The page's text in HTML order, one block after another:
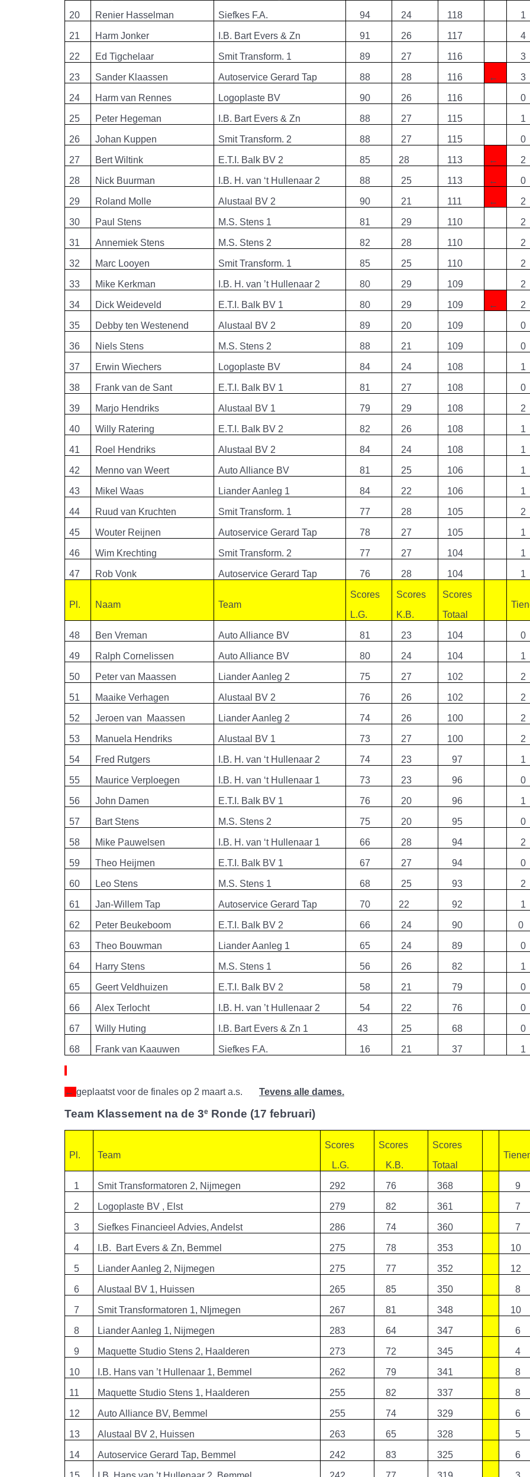
20 Renier Hasselman Siefkes F.A. 94 24 118 1
21 Harm Jonker I.B. Bart Evers & Zn 91 26 117 4
22 Ed Tigchelaar Smit Transform. 1 89 27 116 3
23 Sander Klaassen Autoservice Gerard Tap 88 28 116 ← 3
24 Harm van Rennes Logoplaste BV 90 26 116 0
25 Peter Hegeman I.B. Bart Evers & Zn 88 27 115 1
26 Johan Kuppen Smit Transform. 2 88 27 115 0
27 Bert Wiltink E.T.I. Balk BV 2 85 28 113 ← 2
28 Nick Buurman I.B. H. van ‘t Hullenaar 2 88 25 113 ← 0
29 Roland Molle Alustaal BV 2 90 21 111 ← 2
30 Paul Stens M.S. Stens 1 81 29 110 2
31 Annemiek Stens M.S. Stens 2 82 28 110 2
32 Marc Looyen Smit Transform. 1 85 25 110 2
33 Mike Kerkman I.B. H. van ’t Hullenaar 2 80 29 109 2
34 Dick Weideveld E.T.I. Balk BV 1 80 29 109 ← 2
35 Debby ten Westenend Alustaal BV 2 89 20 109 0
36 Niels Stens M.S. Stens 2 88 21 109 0
37 Erwin Wiechers Logoplaste BV 84 24 108 1
38 Frank van de Sant E.T.I. Balk BV 1 81 27 108 0
39 Marjo Hendriks Alustaal BV 1 79 29 108 2
40 Willy Ratering E.T.I. Balk BV 2 82 26 108 1
41 Roel Hendriks Alustaal BV 2 84 24 108 1
42 Menno van Weert Auto Alliance BV 81 25 106 1
43 Mikel Waas Liander Aanleg 1 84 22 106 1
44 Ruud van Kruchten Smit Transform. 1 77 28 105 2
45 Wouter Reijnen Autoservice Gerard Tap 78 27 105 1
46 Wim Krechting Smit Transform. 2 77 27 104 1
47 Rob Vonk Autoservice Gerard Tap 76 28 104 1
Pl. Naam Team
Scores
L.G.
Scores
K.B.
Scores
Totaal
48 Ben Vreman Auto Alliance BV 81 23 104 0
49 Ralph Cornelissen Auto Alliance BV 80 24 104 1
50 Peter van Maassen Liander Aanleg 2 75 27 102 2
51 Maaike Verhagen Alustaal BV 2 76 26 102 2
52 Jeroen van Maassen Liander Aanleg 2 74 26 100 2
53 Manuela Hendriks Alustaal BV 1 73 27 100 2
54 Fred Rutgers I.B. H. van ‘t Hullenaar 2 74 23 97 1
55 Maurice Verploegen I.B. H. van ‘t Hullenaar 1 73 23 96 0
56 John Damen E.T.I. Balk BV 1 76 20 96 1
57 Bart Stens M.S. Stens 2 75 20 95 0
58 Mike Pauwelsen I.B. H. van ‘t Hullenaar 1 66 28 94 2
59 Theo Heijmen E.T.I. Balk BV 1 67 27 94 0
60 Leo Stens M.S. Stens 1 68 25 93 2
61 Jan-Willem Tap Autoservice Gerard Tap 70 22 92 1
62 Peter Beukeboom E.T.I. Balk BV 2 66 24 90 0
63 Theo Bouwman Liander Aanleg 1 65 24 89 0
64 Harry Stens M.S. Stens 1 56 26 82 1
65 Geert Veldhuizen E.T.I. Balk BV 2 58 21 79 0
66 Alex Terlocht I.B. H. van ’t Hullenaar 2 54 22 76 0
67 Willy Huting I.B. Bart Evers & Zn 1 43 25 68 0
68 Frank van Kaauwen Siefkes F.A. 16 21 37 1
← geplaatst voor de finales op 2 maart a.s. Tevens alle dames.
Team Klassement na de 3e Ronde (17 februari)
Pl. Team
Scores
L.G.
Scores
K.B.
Scores
Totaal
1 Smit Transformatoren 2, Nijmegen 292 76 368 9
2 Logoplaste BV , Elst 279 82 361 7
3 Siefkes Financieel Advies, Andelst 286 74 360 7
4 I.B. Bart Evers & Zn, Bemmel 275 78 353 10
5 Liander Aanleg 2, Nijmegen 275 77 352 12
6 Alustaal BV 1, Huissen 265 85 350 8
7 Smit Transformatoren 1, NIjmegen 267 81 348 10
8 Liander Aanleg 1, Nijmegen 283 64 347 6
9 Maquette Studio Stens 2, Haalderen 273 72 345 4
10 I.B. Hans van ’t Hullenaar 1, Bemmel 262 79 341 8
11 Maquette Studio Stens 1, Haalderen 255 82 337 8
12 Auto Alliance BV, Bemmel 255 74 329 6
13 Alustaal BV 2, Huissen 263 65 328 5
14 Autoservice Gerard Tap, Bemmel 242 83 325 6